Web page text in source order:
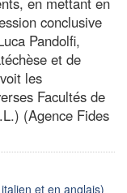
conclusive
Pandolfi,
et de
les
Facultés de
(Agence Fides
et en anglais)